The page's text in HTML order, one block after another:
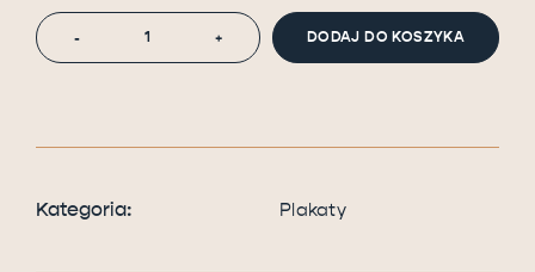
+
- DODAJ DO KOSZYKA
Kategoria: Plakaty